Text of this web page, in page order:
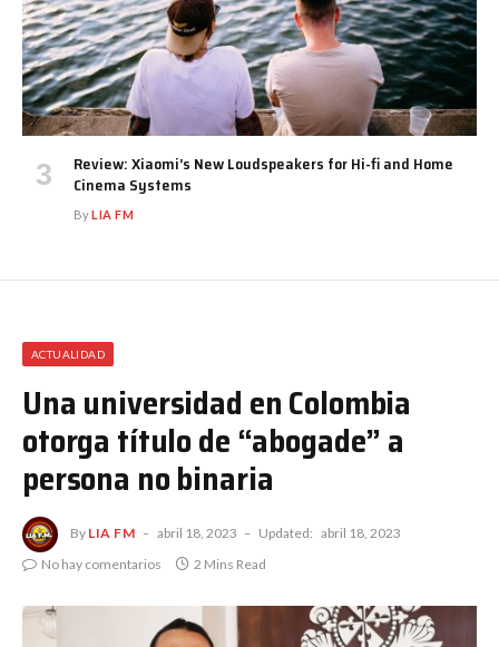
Review: Xiaomi’s New Loudspeakers for Hi-fi and Home
Cinema Systems
ByLIA FM
ACTUALIDAD
Una universidad en Colombia
otorga título de “abogade” a
persona no binaria
By LIA FM abril 18, 2023 Updated: abril 18, 2023
No hay comentarios
2 Mins Read